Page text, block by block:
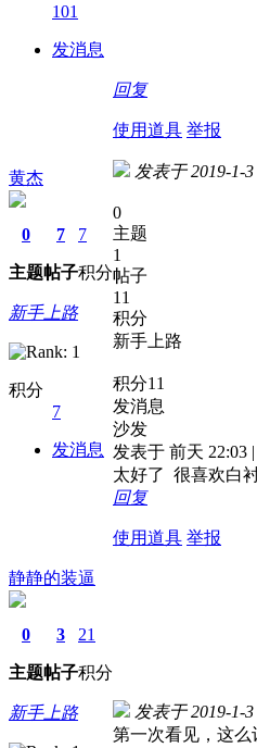
101
发消息
回复
使用道具 举报
黄杰
0
主题
7
帖子
7
积分
新手上路
积分
7
发消息
发表于 2019-1-
0
主题
1
帖子
11
积分
新手上路
积分11
发消息
沙发
发表于 前天 22:03
太好了 很喜欢白
回复
使用道具 举报
静静的装逼
0
主题
3
帖子
21
积分
新手上路 发表于 2019-1-
第一次看见，这么